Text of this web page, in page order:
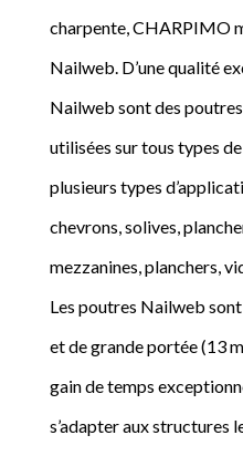
charpente, CHARPIMO
Nailweb. D’une qualité
Nailweb sont des
utilisées sur tous types
plusieurs types
chevrons, solives,
mezzanines, planchers,
Les poutres Nailweb
et de grande portée (13
gain de temps
s’adapter aux structures